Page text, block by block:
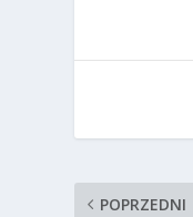
POPRZEDNI